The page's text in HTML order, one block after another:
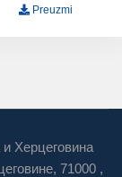
Preuzmi
Херцеговина
71000 ,